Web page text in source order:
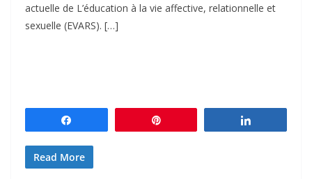
actuelle de L’éducation à la vie affective, relationnelle et
sexuelle (EVARS). […]
Read More